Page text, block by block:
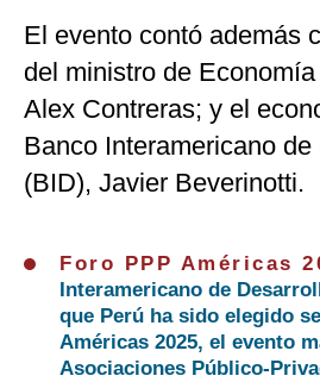
El evento contó además
del ministro de
Alex Contreras; y el
Banco Interamericano
(BID), Javier Beverinotti.
Foro PPP Américas
Interamericano de
que Perú ha sido elegido
Américas 2025, el evento
Asociaciones Público-